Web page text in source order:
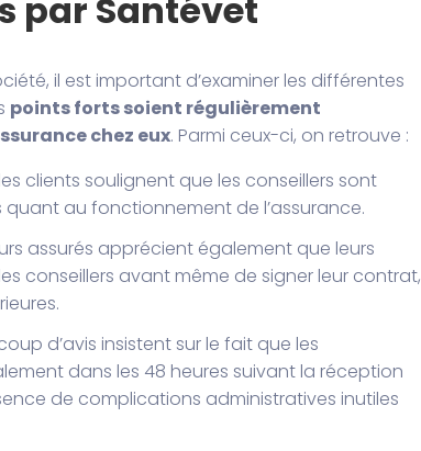
par Santévet
il est important d’examiner les différentes
points forts soient régulièrement
chez eux. Parmi ceux-ci, on retrouve :
clients soulignent que les conseillers sont
au fonctionnement de l’assurance.
assurés apprécient également que leurs
conseillers avant même de signer leur contrat,
d’avis insistent sur le fait que les
dans les 48 heures suivant la réception
de complications administratives inutiles